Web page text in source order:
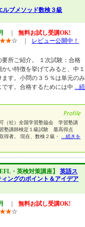
ルブメソッド数検３級
無料お試し受講OK!
★★☆ レビュー公開中！
所ご紹介。 １次試験：合格
い特徴を挙げてみると、中１
す。小問の３５％は単元のみ
す。合格するためには中 ...続
（社）全国学習塾協会 学習塾講
塾講師検定１級試験 最高得点
得者。 現在、数検２級・
...続きを
・英検対策講座】 英語ス
ィングのポイント＆アイデア
無料お試し受講OK!
★★☆